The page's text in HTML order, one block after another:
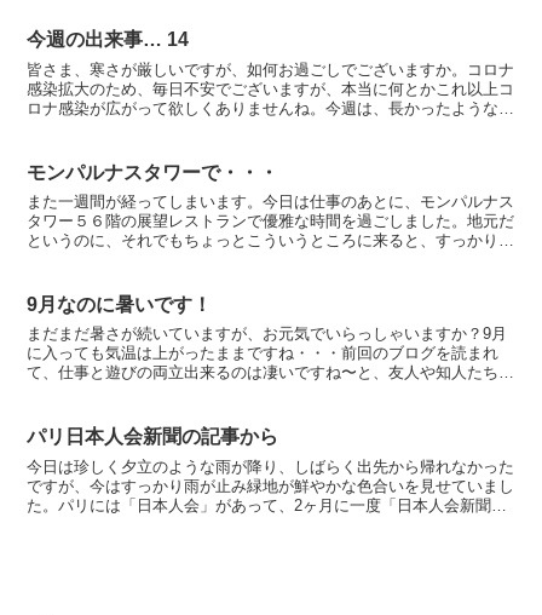
今週の出来事… 14
皆さま、寒さが厳しいですが、如何お過ごしでございますか。コロナ
感染拡大のため、毎日不安でございますが、本当に何とかこれ以上コ
ロナ感染が広がって欲しくありませんね。今週は、長かったような短
モンパルナスタワーで・・・
また一週間が経ってしまいます。今日は仕事のあとに、モンパルナス
タワー５６階の展望レストランで優雅な時間を過ごしました。地元だ
というのに、それでもちょっとこういうところに来ると、すっかり旅
9月なのに暑いです！
まだまだ暑さが続いていますが、お元気でいらっしゃいますか？9月
に入っても気温は上がったままですね・・・前回のブログを読まれ
て、仕事と遊びの両立出来るのは凄いですね〜と、友人や知人たちか
パリ日本人会新聞の記事から
今日は珍しく夕立のような雨が降り、しばらく出先から帰れなかった
ですが、今はすっかり雨が止み緑地が鮮やかな色合いを見せていまし
た。パリには「日本人会」があって、2ヶ月に一度「日本人会新聞」